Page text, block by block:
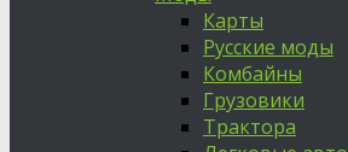
Карты
Русские моды
Комбайны
Грузовики
Трактора